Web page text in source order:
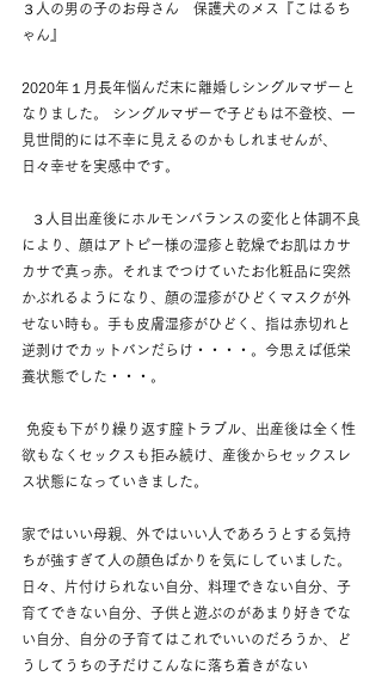
３人の男の子のお母さん　保護犬のメス『こはるち
ゃん』
2020年１月長年悩んだ末に離婚しシングルマザーと
なりました。 シングルマザーで子どもは不登校、一
見世間的には不幸に見えるのかもしれませんが、
日々幸せを実感中です。
により、顔はアトピー様の湿疹と乾燥でお肌はカサ
カサで真っ赤。それまでつけていたお化粧品に突然
かぶれるようになり、顔の湿疹がひどくマスクが外
せない時も。手も皮膚湿疹がひどく、指は赤切れと
逆剥けでカットバンだらけ・・・・。今思えば低栄
養状態でした・・・。
欲もなくセックスも拒み続け、産後からセックスレ
ス状態になっていきました。
家ではいい母親、外ではいい人であろうとする気持
ちが強すぎて人の顔色ばかりを気にしていました。
日々、片付けられない自分、料理できない自分、子
育てできない自分、子供と遊ぶのがあまり好きでな
い自分、自分の子育てはこれでいいのだろうか、ど
うしてうちの子だけこんなに落ち着きがない